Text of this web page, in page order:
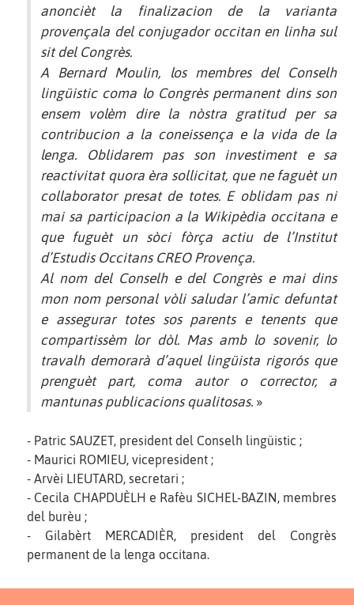
anoncièt la finalizacion de la varianta
provençala del conjugador occitan en linha sul
sit del Congrès.
A Bernard Moulin, los membres del Conselh
lingüistic coma lo Congrès permanent dins son
ensem volèm dire la nòstra gratitud per sa
contribucion a la coneissença e la vida de la
lenga. Oblidarem pas son investiment e sa
reactivitat quora èra sollicitat, que ne faguèt un
collaborator presat de totes. E oblidam pas ni
mai sa participacion a la Wikipèdia occitana e
que fuguèt un sòci fòrça actiu de l’Institut
d’Estudis Occitans CREO Provença.
Al nom del Conselh e del Congrès e mai dins
mon nom personal vòli saludar l’amic defuntat
e assegurar totes sos parents e tenents que
compartissèm lor dòl. Mas amb lo sovenir, lo
travalh demorarà d’aquel lingüista rigorós que
prenguèt part, coma autor o corrector, a
mantunas publicacions qualitosas. »
- Patric SAUZET, president del Conselh lingüistic ;
- Maurici ROMIEU, vicepresident ;
- Arvèi LIEUTARD, secretari ;
- Cecila CHAPDUÈLH e Rafèu SICHEL-BAZIN, membres
del burèu ;
- Gilabèrt MERCADIÈR, president del Congrès
permanent de la lenga occitana.